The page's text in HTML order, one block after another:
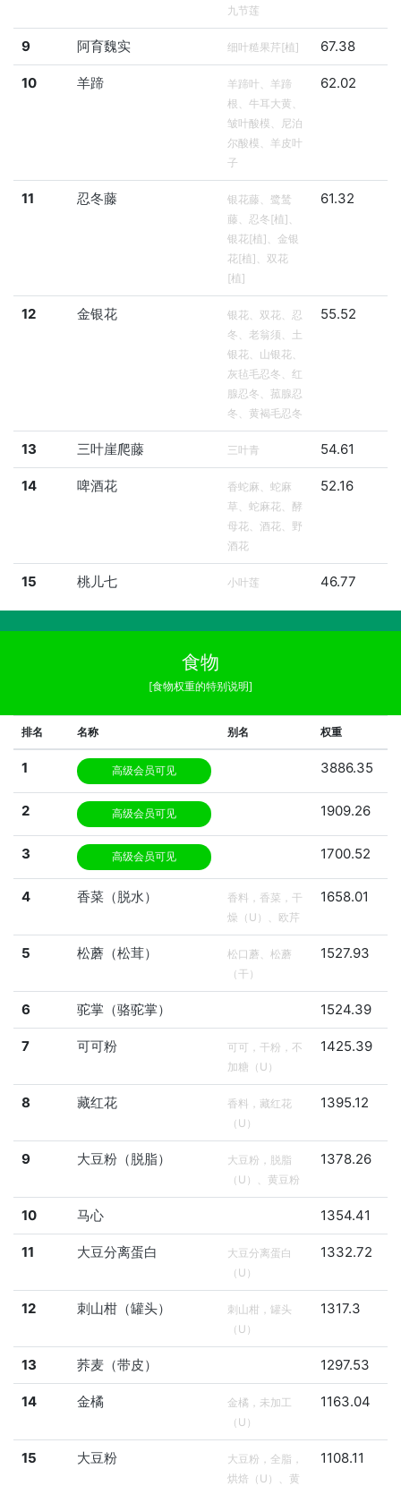
九节莲
9 阿育魏实 细叶糙果芹[植] 67.38
10 羊蹄
羊蹄叶、羊蹄
根、牛耳大黄、
皱叶酸模、尼泊
尔酸模、羊皮叶
子
62.02
11 忍冬藤
银花藤、鹭鸶
藤、忍冬[植]、
银花[植]、金银
花[植]、双花
[植]
61.32
12 金银花
银花、双花、忍
冬、老翁须、土
银花、山银花、
灰毡毛忍冬、红
腺忍冬、菰腺忍
冬、黄褐毛忍冬
55.52
13 三叶崖爬藤 三叶青 54.61
14 啤酒花
香蛇麻、蛇麻
草、蛇麻花、酵
母花、酒花、野
酒花
52.16
15 桃儿七 小叶莲 46.77
食物
[食物权重的特别说明]
排名 名称 别名 权重
1 高级会员可见 3886.35
2 高级会员可见 1909.26
3 高级会员可见 1700.52
4 香菜（脱水）
香料，香菜，干
燥（U）、欧芹
1658.01
5 松蘑（松茸）
松口蘑、松蘑
（干）
1527.93
6 驼掌（骆驼掌） 1524.39
7 可可粉
可可，干粉，不
加糖（U）
1425.39
8 藏红花
香料，藏红花
（U）
1395.12
9 大豆粉（脱脂）
大豆粉，脱脂
（U）、黄豆粉
1378.26
10 马心 1354.41
11 大豆分离蛋白
大豆分离蛋白
（U）
1332.72
12 刺山柑（罐头）
刺山柑，罐头
（U）
1317.3
13 荞麦（带皮） 1297.53
14 金橘
金橘，未加工
（U）
1163.04
15 大豆粉
大豆粉，全脂，
烘焙（U）、黄
1108.11